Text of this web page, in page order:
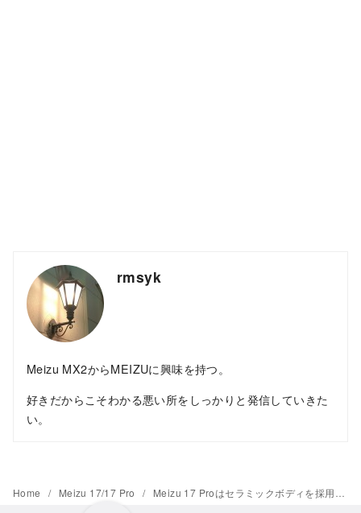
rmsyk
Meizu MX2からMEIZUに興味を持つ。
好きだからこそわかる悪い所をしっかりと発信していきた
い。
Home Meizu 17/17 Pro Meizu 17 Proはセラミックボディを採用、台湾の暁芳窯とコラボ